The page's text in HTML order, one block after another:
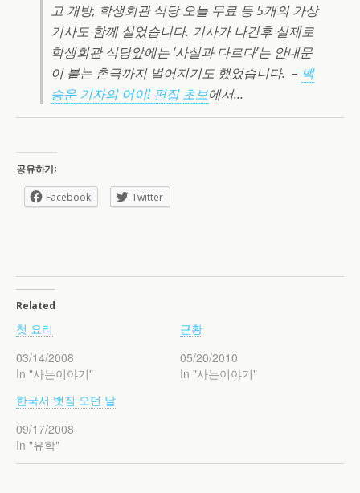
고 개방, 학생회관 식당 오늘 무료 등 5개의 가상
기사도 함께 실었습니다. 기사가 나간후 실제로
학생회관 식당앞에는 ‘사실과 다르다’는 안내문
이 붙는 촌극까지 벌어지기도 했었습니다. – 백
승운 기자의 어이! 편집 초보에서…
공유하기:
Facebook Twitter
Related
첫 요리
03/14/2008
In "사는이야기"
근황
05/20/2010
In "사는이야기"
한국서 뱃짐 오던 날
09/17/2008
In "유학"